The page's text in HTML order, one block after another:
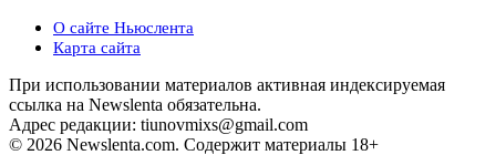
О сайте Ньюслента
Карта сайта
При использовании материалов активная индексируемая
ссылка на Newslenta обязательна.
Адрес редакции: tiunovmixs@gmail.com
© 2026 Newslenta.com. Содержит материалы 18+